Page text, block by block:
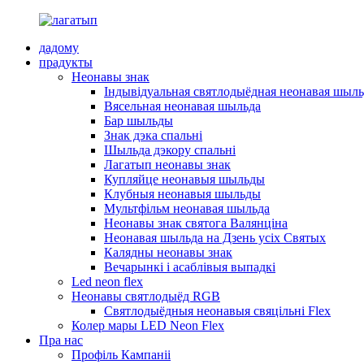
дадому
прадукты
Неонавы знак
Індывідуальная святлодыёдная неонавая
Вясельная неонавая шыльда
Бар шыльды
Знак дэка спальні
Шыльда дэкору спальні
Лагатып неонавы знак
Купляйце неонавыя шыльды
Клубныя неонавыя шыльды
Мультфільм неонавая шыльда
Неонавы знак святога Валянціна
Неонавая шыльда на Дзень усіх Святых
Калядны неонавы знак
Вечарынкі і асаблівыя выпадкі
Led neon flex
Неонавы святлодыёд RGB
Святлодыёдныя неонавыя свяцільні Flex
Колер мары LED Neon Flex
Пра нас
Профіль Кампаніі